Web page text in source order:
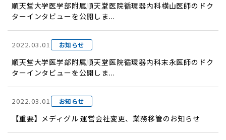
順天堂大学医学部附属順天堂医院循環器内科横山医師のドク
ターインタビューを公開しま...
2022.03.01 お知らせ
順天堂大学医学部附属順天堂医院循環器内科末永医師のドク
ターインタビューを公開しま...
2022.03.01 お知らせ
【重要】メディグル 運営会社変更、業務移管のお知らせ